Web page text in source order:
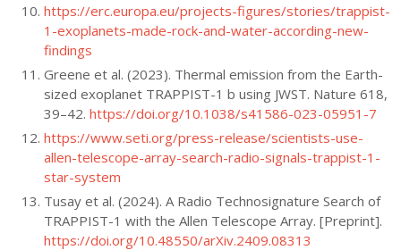
https://erc.europa.eu/projects-figures/stories/trappist-
1-exoplanets-made-rock-and-water-according-new-
findings
Greene et al. (2023). Thermal emission from the Earth-
sized exoplanet TRAPPIST-1 b using JWST. Nature 618,
39–42. https://doi.org/10.1038/s41586-023-05951-7
https://www.seti.org/press-release/scientists-use-
allen-telescope-array-search-radio-signals-trappist-1-
star-system
Tusay et al. (2024). A Radio Technosignature Search of
TRAPPIST-1 with the Allen Telescope Array. [Preprint].
https://doi.org/10.48550/arXiv.2409.08313